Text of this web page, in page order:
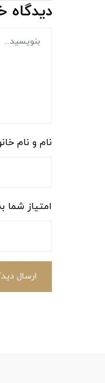
دیدگاه
نام و نام
امتیاز شما
ارسال